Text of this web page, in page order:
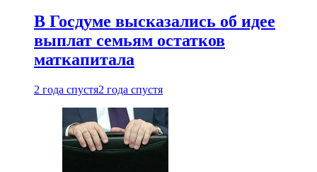
В Госдуме высказались об идее
выплат семьям остатков
маткапитала
2 года спустя2 года спустя